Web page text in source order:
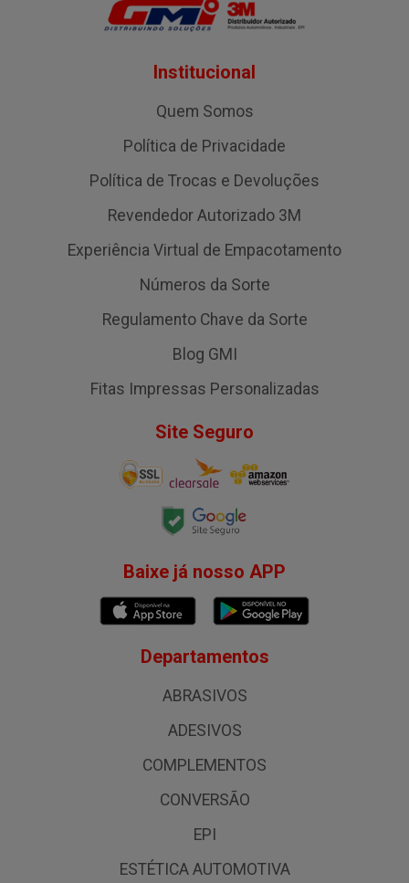
Institucional
Quem Somos
Política de Privacidade
Política de Trocas e Devoluções
Revendedor Autorizado 3M
Experiência Virtual de Empacotamento
Números da Sorte
Regulamento Chave da Sorte
Blog GMI
Fitas Impressas Personalizadas
Site Seguro
Baixe já nosso APP
Departamentos
ABRASIVOS
ADESIVOS
COMPLEMENTOS
CONVERSÃO
EPI
ESTÉTICA AUTOMOTIVA